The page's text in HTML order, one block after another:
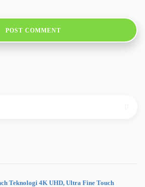
Teknologi 4K UHD, Ultra Fine Touch